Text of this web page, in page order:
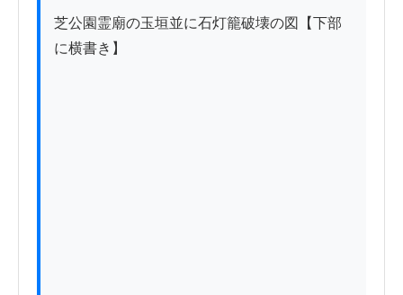
芝公園霊廟の玉垣並に石灯籠破壊の図【下部
に横書き】